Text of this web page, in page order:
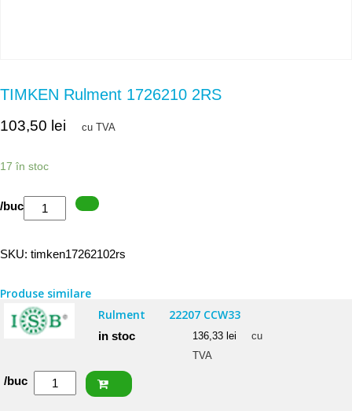
TIMKEN Rulment 1726210 2RS
103,50 lei cu TVA
17 în stoc
Cantitate
TIMKEN
/buc
SKU: timken17262102rs
Produse similare
Rulment
22207 CCW33
in stoc 136,33 lei
cu
TVA
Cantitate
/buc